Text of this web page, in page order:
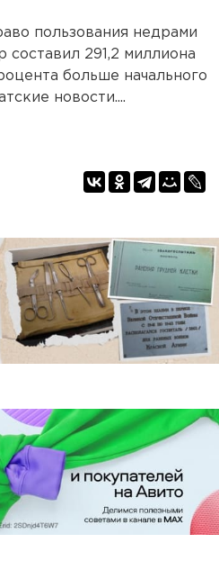
пользования недрами
составил 291,2 миллиона
больше начального
новости....